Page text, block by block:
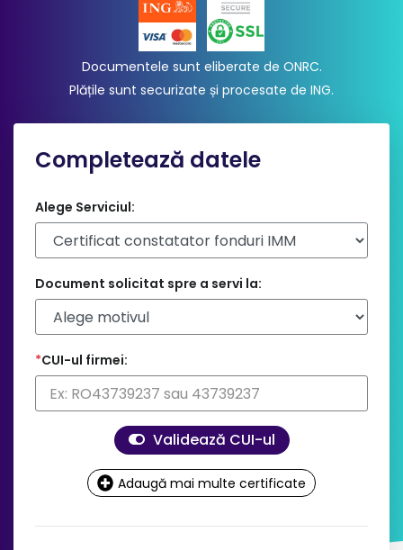
Documentele sunt eliberate de ONRC.
Plățile sunt securizate și procesate de ING.
Completează datele
Alege Serviciul:
Document solicitat spre a servi la:
*CUI-ul firmei:
Validează CUI-ul
Adaugă mai multe certificate